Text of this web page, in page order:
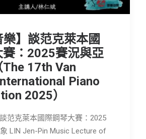
樂】談范克萊本國
賽：2025賽況與亞
17th Van
Piano
2025）
談范克萊本國際鋼琴大賽：2025
LIN Jen-Pin Music Lecture of